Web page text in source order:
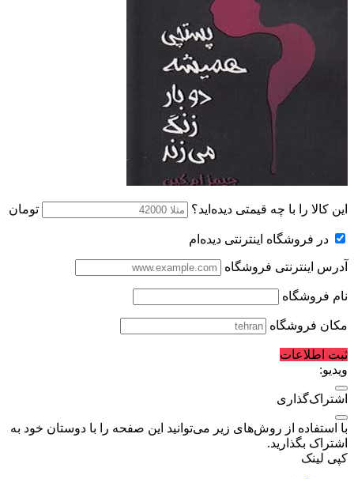
این کالا را با چه قیمتی دیده‌اید؟ تومان
در فروشگاه اینترنتی دیده‌ام
آدرس اینترنتی فروشگاه
نام فروشگاه
مکان فروشگاه
ثبت اطلاعات
ویدیو:
اشتراک‌گذاری
با استفاده از روش‌های زیر می‌توانید این صفحه را با دوستان خود به
اشتراک بگذارید.
کپی لینک